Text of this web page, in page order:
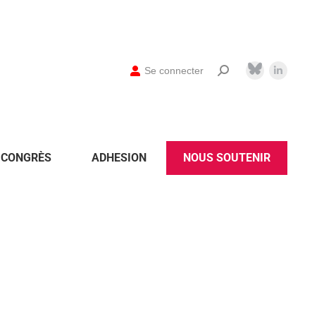
Se connecter
CONGRÈS ADHESION NOUS SOUTENIR